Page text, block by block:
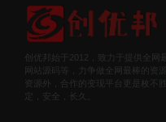
创优邦始于2012，致力于提供全网
网站源码等，力争做全网最棒的资
资源外，合作的变现平台更是枚不
定，安全，长久。